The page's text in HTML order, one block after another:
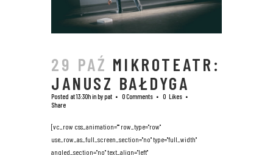
29 PAŹ MIKROTEATR:
JANUSZ BAŁDYGA
Posted at 13:30hinbypat 0 Comments 0 Likes
Share
[vc_row css_animation="" row_type="row"
use_row_as_full_screen_section="no" type="full_width"
angled_section="no" text_align="left"